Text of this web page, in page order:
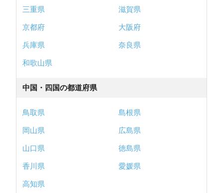
三重県
滋賀県
京都府
大阪府
兵庫県
奈良県
和歌山県
中国・四国の都道府県
鳥取県
島根県
岡山県
広島県
山口県
徳島県
香川県
愛媛県
高知県